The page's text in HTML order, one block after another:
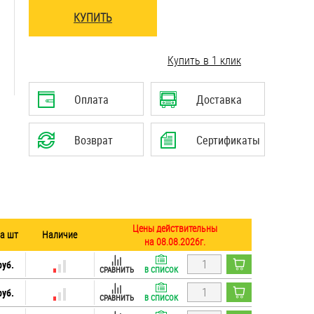
КУПИТЬ
Купить в 1 клик
Оплата Доставка
Возврат Сертификаты
шт Наличие
Цены действительны
на 08.08.2026г.
СРАВНИТЬ В СПИСОК
СРАВНИТЬ В СПИСОК